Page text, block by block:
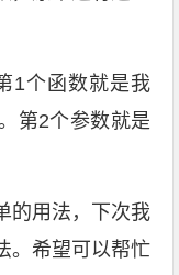
1个函数就是我
第2个参数就是
的用法，下次我
。希望可以帮忙